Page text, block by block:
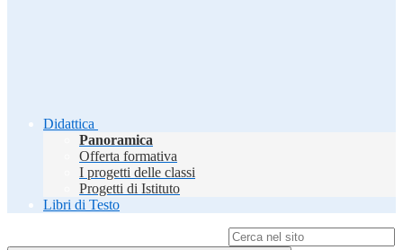
Didattica
Panoramica
Offerta formativa
I progetti delle classi
Progetti di Istituto
Libri di Testo